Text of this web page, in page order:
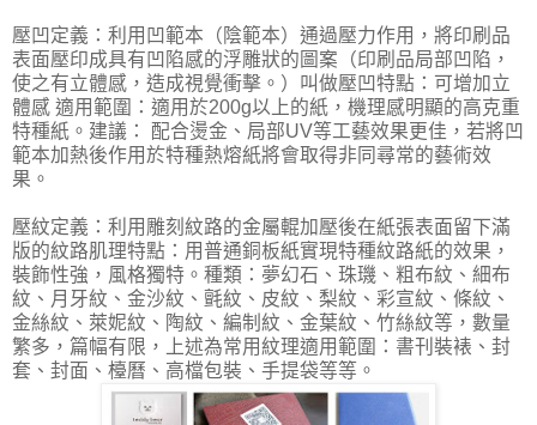
壓凹定義：利用凹範本（陰範本）通過壓力作用，將印刷品
表面壓印成具有凹陷感的浮雕狀的圖案（印刷品局部凹陷，
使之有立體感，造成視覺衝擊。）叫做壓凹特點：可增加立
體感 適用範圍：適用於200g以上的紙，機理感明顯的高克重
特種紙。建議： 配合燙金、局部UV等工藝效果更佳，若將凹
範本加熱後作用於特種熱熔紙將會取得非同尋常的藝術效
果。
壓紋定義：利用雕刻紋路的金屬輥加壓後在紙張表面留下滿
版的紋路肌理特點：用普通銅板紙實現特種紋路紙的效果，
裝飾性強，風格獨特。種類：夢幻石、珠璣、粗布紋、細布
紋、月牙紋、金沙紋、氈紋、皮紋、梨紋、彩宣紋、條紋、
金絲紋、萊妮紋、陶紋、編制紋、金葉紋、竹絲紋等，數量
繁多，篇幅有限，上述為常用紋理適用範圍：書刊裝裱、封
套、封面、檯曆、高檔包裝、手提袋等等。